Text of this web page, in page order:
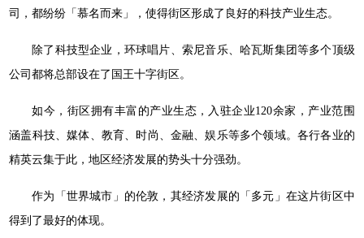
司，都纷纷「慕名而来」，使得街区形成了良好的科技产业生态。
除了科技型企业，环球唱片、索尼音乐、哈瓦斯集团等多个顶级
公司都将总部设在了国王十字街区。
如今，街区拥有丰富的产业生态，入驻企业120余家，产业范围
涵盖科技、媒体、教育、时尚、金融、娱乐等多个领域。各行各业的
精英云集于此，地区经济发展的势头十分强劲。
作为「世界城市」的伦敦，其经济发展的「多元」在这片街区中
得到了最好的体现。